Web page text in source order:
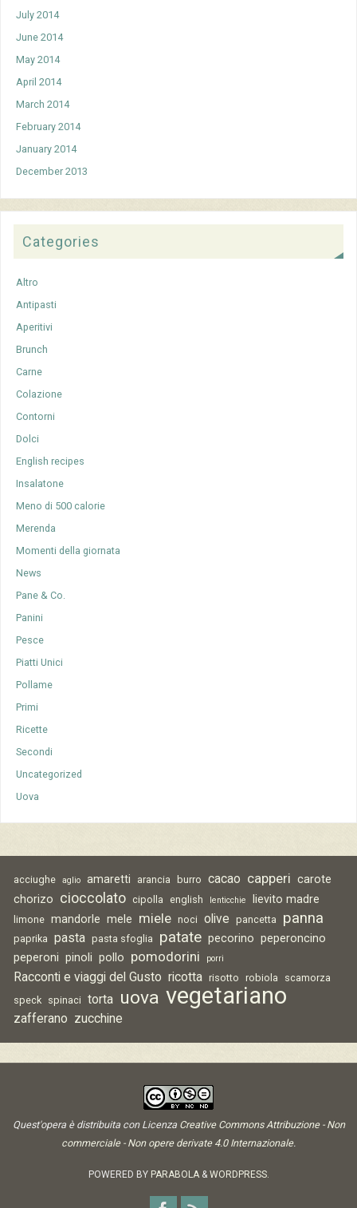
July 2014
June 2014
May 2014
April 2014
March 2014
February 2014
January 2014
December 2013
Categories
Altro
Antipasti
Aperitivi
Brunch
Carne
Colazione
Contorni
Dolci
English recipes
Insalatone
Meno di 500 calorie
Merenda
Momenti della giornata
News
Pane & Co.
Panini
Pesce
Piatti Unici
Pollame
Primi
Ricette
Secondi
Uncategorized
Uova
acciughe aglio amaretti arancia burro cacao capperi carote
chorizo
cioccolato cipolla english lenticchie lievito madre
limone mandorle mele miele noci olive pancetta panna
paprika pasta pasta sfoglia patate pecorino peperoncino
peperoni pinoli pollo pomodorini porri
Racconti e viaggi del Gusto ricotta risotto robiola
scamorza
speck spinaci torta uova vegetariano
zafferano zucchine
Quest'opera è distribuita con Licenza Creative Commons Attribuzione - Non
commerciale - Non opere derivate 4.0 Internazionale.
POWERED BY PARABOLA& WORDPRESS.